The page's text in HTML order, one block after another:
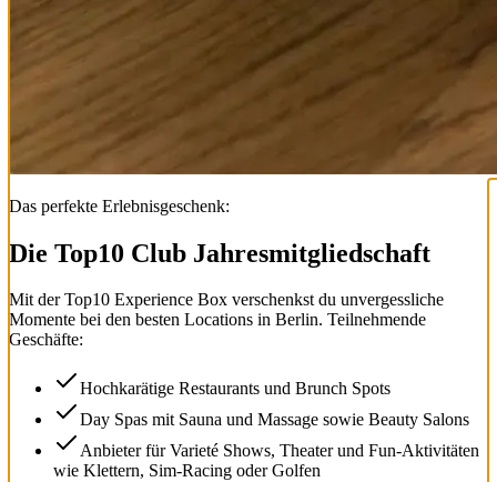
Das perfekte Erlebnisgeschenk:
Die Top10 Club Jahresmitgliedschaft
Mit derTop10 Experience Box verschenkst du unvergessliche
Momente bei den besten Locations in Berlin. Teilnehmende
Geschäfte:
Hochkarätige Restaurants und Brunch Spots
Day Spas mit Sauna und Massage sowie Beauty Salons
Anbieter für Varieté Shows, Theater und Fun-Aktivitäten
wie Klettern, Sim-Racing oder Golfen